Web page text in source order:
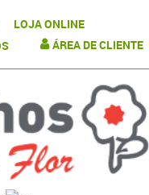
LOJA ONLINE
ÁREA DE CLIENTE